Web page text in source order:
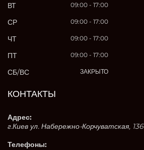
ВТ 09:00 - 17:00
СР 09:00 - 17:00
ЧТ 09:00 - 17:00
ПТ 09:00 - 17:00
СБ/ВС ЗАКРЫТО
КОНТАКТЫ
Адрес:
г.Киев ул. Набережно-Корчуватская, 136
Телефоны: